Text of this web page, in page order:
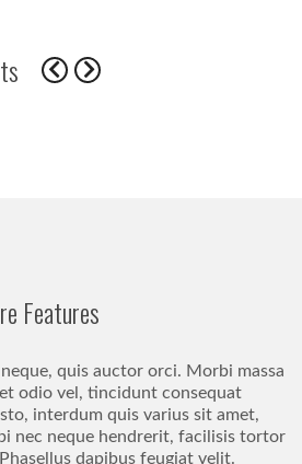
Features
quis auctor orci. Morbi massa
odio vel, tincidunt consequat
interdum quis varius sit amet,
nec neque hendrerit, facilisis tortor
dapibus feugiat velit.